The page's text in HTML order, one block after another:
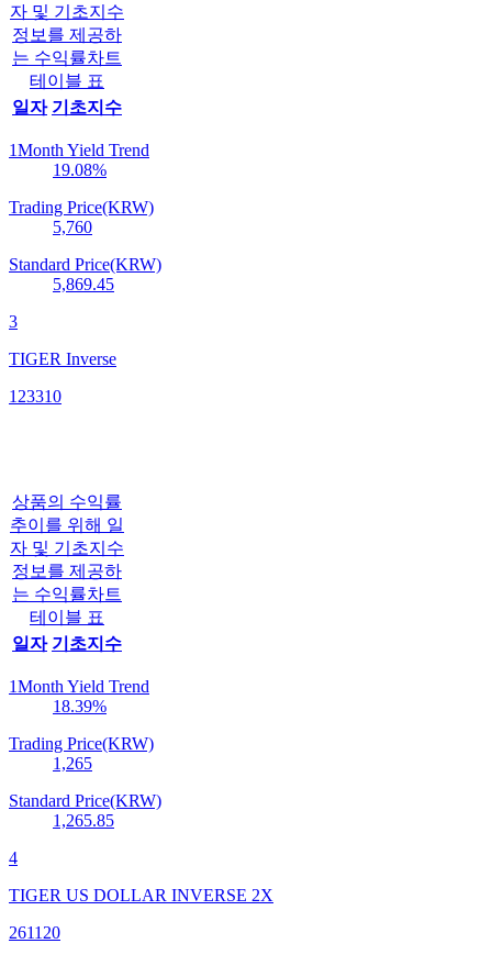
자 및 기초지수
정보를 제공하
는 수익률차트
테이블 표
일자 기초지수
1Month Yield Trend
19.08%
Trading Price(KRW)
5,760
Standard Price(KRW)
5,869.45
3
TIGER Inverse
123310
상품의 수익률
추이를 위해 일
자 및 기초지수
정보를 제공하
는 수익률차트
테이블 표
일자 기초지수
1Month Yield Trend
18.39%
Trading Price(KRW)
1,265
Standard Price(KRW)
1,265.85
4
TIGER US DOLLAR INVERSE 2X
261120